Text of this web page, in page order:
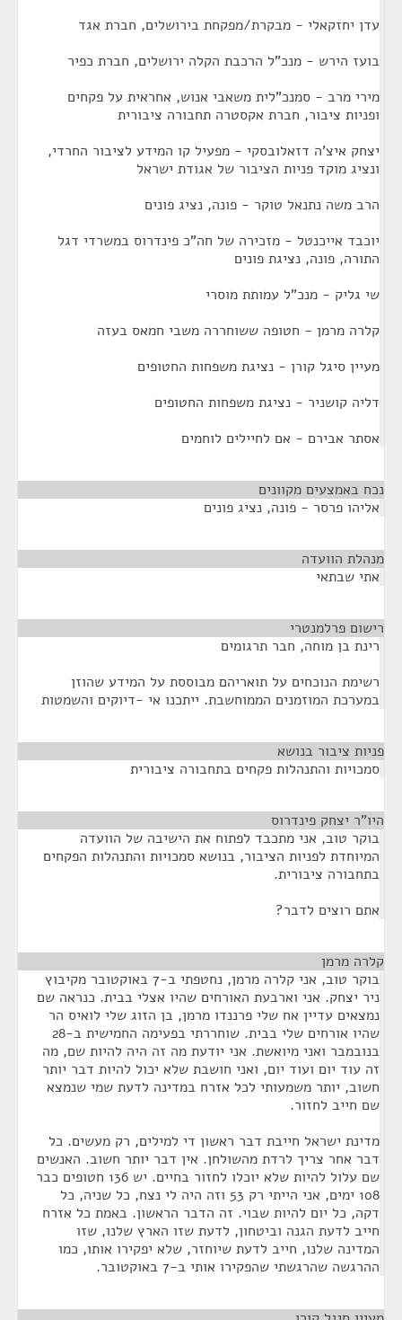
עדן יחזקאלי - מבקרת/מפקחת בירושלים, חברת אגד
בועז הירש - מנכ"ל הרכבת הקלה ירושלים, חברת כפיר
מירי מרב - סמנכ"לית משאבי אנוש, אחראית על פקחים
ופניות ציבור, חברת אקסטרה תחבורה ציבורית
יצחק איצ'ה דזאלובסקי - מפעיל קו המידע לציבור החרדי,
ונציג מוקד פניות הציבור של אגודת ישראל
הרב משה נתנאל טוקר - פונה, נציג פונים
יוכבד אייכנטל - מזכירה של חה"כ פינדרוס במשרדי דגל
התורה, פונה, נציגת פונים
שי גליק - מנכ"ל עמותת מוסרי
קלרה מרמן - חטופה ששוחררה משבי חמאס בעזה
מעיין סיגל קורן - נציגת משפחות החטופים
דליה קושניר - נציגת משפחות החטופים
אסתר אבירם - אם לחיילים לוחמים
נכח באמצעים מקוונים
אליהו פרסר - פונה, נציג פונים
מנהלת הוועדה
אתי שבתאי
רישום פרלמנטרי
רינת בן מוחה, חבר תרגומים
רשימת הנוכחים על תואריהם מבוססת על המידע שהוזן
במערכת המוזמנים הממוחשבת. ייתכנו אי -דיוקים והשמטות
פניות ציבור בנושא
סמכויות והתנהלות פקחים בתחבורה ציבורית
היו"ר יצחק פינדרוס
בוקר טוב, אני מתכבד לפתוח את הישיבה של הוועדה
המיוחדת לפניות הציבור, בנושא סמכויות והתנהלות הפקחים
בתחבורה ציבורית.
אתם רוצים לדבר?
קלרה מרמן
בוקר טוב, אני קלרה מרמן, נחטפתי ב-7 באוקטובר מקיבוץ
ניר יצחק. אני וארבעת האורחים שהיו אצלי בבית. כנראה שם
נמצאים עדיין אח שלי פרננדו מרמן, בן הזוג שלי לואיס הר
שהיו אורחים שלי בבית. שוחררתי בפעימה החמישית ב-28
בנובמבר ואני מיואשת. אני יודעת מה זה היה להיות שם, מה
זה עוד יום ועוד יום, ואני חושבת שלא יכול להיות דבר יותר
חשוב, יותר משמעותי לכל אזרח במדינה לדעת שמי שנמצא
שם חייב לחזור.
מדינת ישראל חייבת דבר ראשון די למילים, רק מעשים. כל
דבר אחר צריך לרדת מהשולחן. אין דבר יותר חשוב. האנשים
שם עלול להיות שלא יוכלו לחזור בחיים. יש 136 חטופים כבר
108 ימים, אני הייתי רק 53 וזה היה לי נצח, כל שניה, כל
דקה, כל יום להיות שבוי. זה הדבר הראשון. באמת כל אזרח
חייב לדעת הגנה וביטחון, לדעת שזו הארץ שלנו, שזו
המדינה שלנו, חייב לדעת שיוחזר, שלא יפקירו אותו, כמו
ההרגשה שהרגשתי שהפקירו אותי ב-7 באוקטובר.